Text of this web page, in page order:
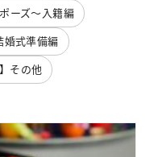
ーズ〜入籍編
婚式準備編
その他